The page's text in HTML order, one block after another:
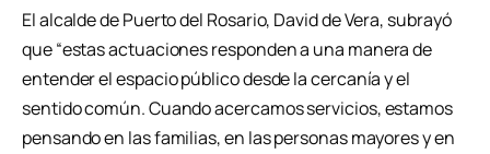
El alcalde de Puerto del Rosario, David de Vera, subrayó
que “estas actuaciones responden a una manera de
entender el espacio público desde la cercanía y el
sentido común. Cuando acercamos servicios, estamos
pensando en las familias, en las personas mayores y en